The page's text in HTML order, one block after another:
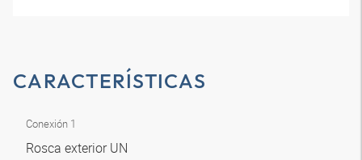
CARACTERÍSTICAS
Conexión 1
Rosca exterior UN